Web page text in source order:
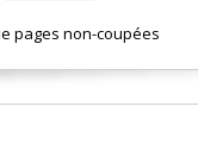
pages non-coupées‎